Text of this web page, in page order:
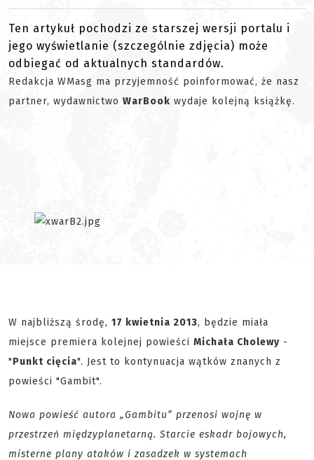
Ten artykuł pochodzi ze starszej wersji portalu i
jego wyświetlanie (szczególnie zdjęcia) może
odbiegać od aktualnych standardów.
Redakcja WMasg ma przyjemność poinformować, że nasz
partner, wydawnictwo WarBook wydaje kolejną książkę.
W najbliższą środę, 17 kwietnia 2013, będzie miała
miejsce premiera kolejnej powieści Michała Cholewy -
"Punkt cięcia". Jest to kontynuacja wątków znanych z
powieści "Gambit".
Nowa powieść autora „Gambitu” przenosi wojnę w
przestrzeń międzyplanetarną. Starcie eskadr bojowych,
misterne plany ataków i zasadzek w systemach